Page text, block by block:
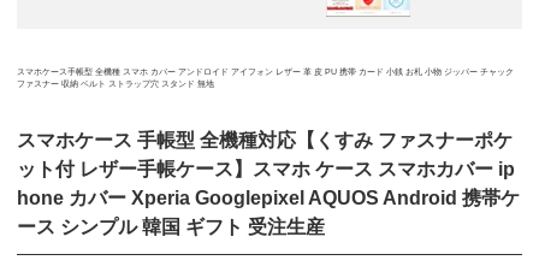
スマホケース手帳型 全機種 スマホ カバー アンドロイド アイフォン レザー 革 皮 PU 携帯 カード 小銭 お札 小物 ジッパー チャック
ファスナー 収納 ベルト ストラップ穴 スタンド 無地
スマホケース 手帳型 全機種対応【くすみ ファスナーポケ
ット付 レザー手帳ケース】スマホ ケース スマホカバー ip
hone カバー Xperia Googlepixel AQUOS Android 携帯ケ
ース シンプル 韓国 ギフト 受注生産